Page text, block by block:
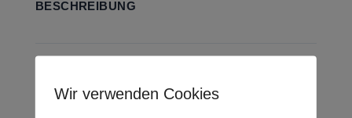
BESCHREIBUNG
Wir verwenden Cookies